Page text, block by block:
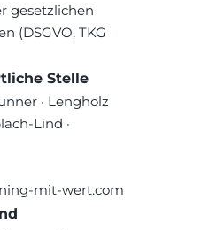
gesetzlichen
(DSGVO, TKG
Stelle
· Lengholz
Lind ·
mit-wert.com